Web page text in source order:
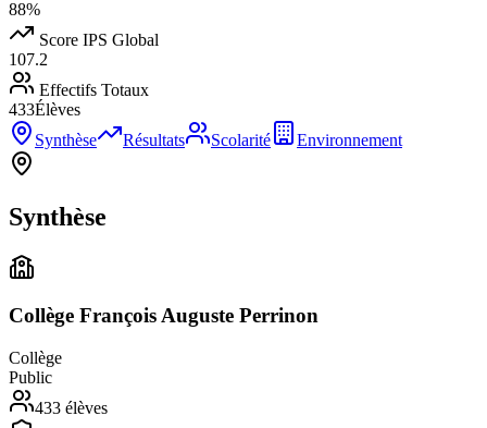
88%
Score IPS Global
107.2
Effectifs Totaux
433Élèves
Synthèse
Résultats Scolarité Environnement
Synthèse
Collège François Auguste Perrinon
Collège
Public
433 élèves